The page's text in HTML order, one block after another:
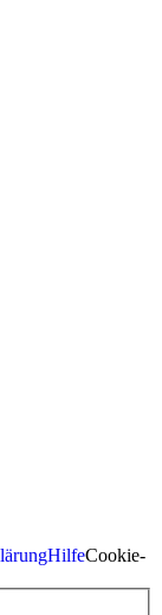
HilfeCookie-